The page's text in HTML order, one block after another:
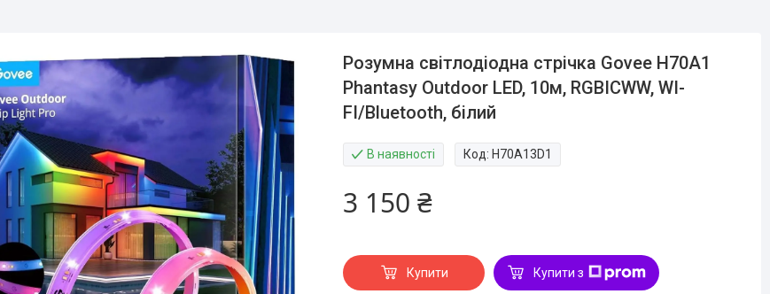
Розумна світлодіодна стрічка Govee H70A1
Phantasy Outdoor LED, 10м, RGBICWW, WI-
FI/Bluetooth, білий
В наявності Код: H70A13D1
3 150 ₴
Купити Купити з